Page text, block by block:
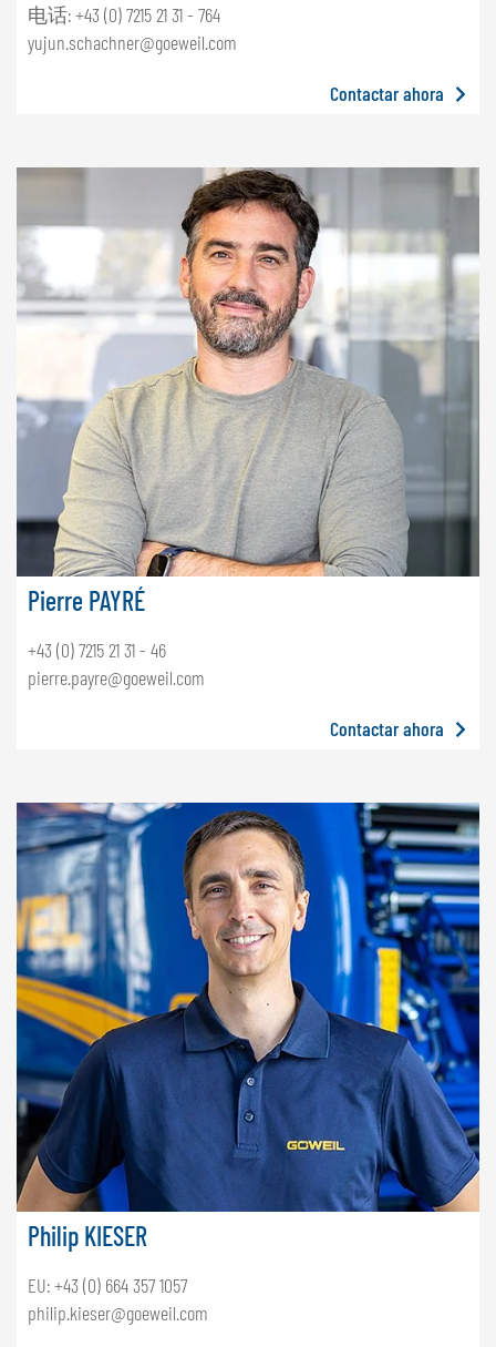
电话: +43 (0) 7215 21 31 - 764
yujun.schachner@goeweil.com
Contactar ahora
Pierre PAYRÉ
+43 (0) 7215 21 31 - 46
pierre.payre@goeweil.com
Contactar ahora
Philip KIESER
EU: +43 (0) 664 357 1057
philip.kieser@goeweil.com